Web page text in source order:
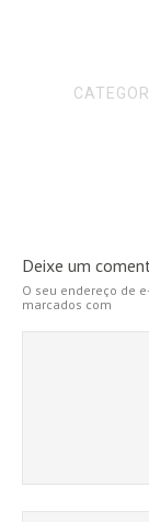
Deixe um
O seu endereço de
marcados com